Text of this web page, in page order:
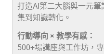
打造AI第二大腦與一元
集到知識轉化。
行動導向 × 教學有感：
500+場講座與工作坊，